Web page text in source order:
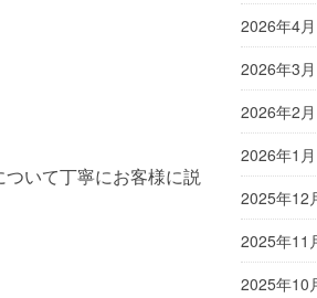
ついて丁寧にお客様に説
2026年4月
2026年3月
2026年2月
2026年1月
2025年12
2025年11
2025年10